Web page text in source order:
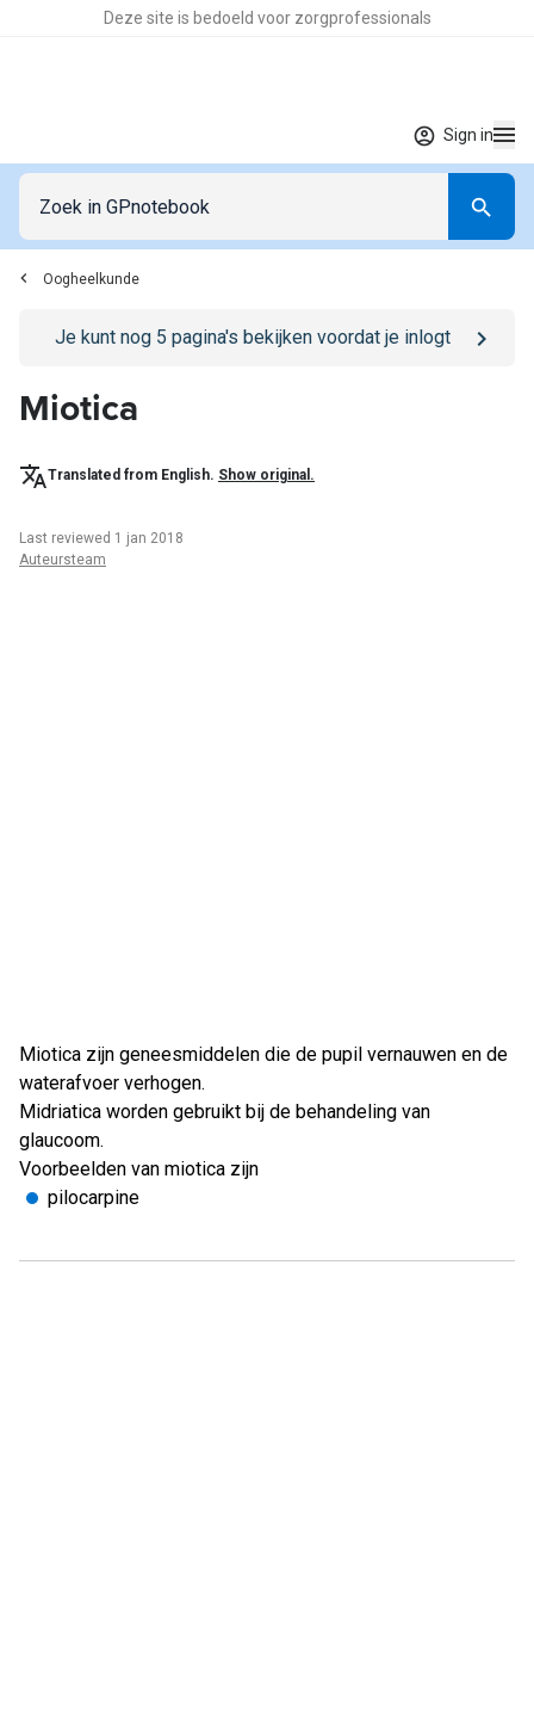
Deze site is bedoeld voor zorgprofessionals
Sign in
Oogheelkunde
Go to/sign-in page
Je kunt nog 5 pagina's bekijken voordat je inlogt
Miotica
Translated from English. Show original.
Last reviewed 1 jan 2018
Auteursteam
Miotica zijn geneesmiddelen die de pupil vernauwen en de
waterafvoer verhogen.
Midriatica worden gebruikt bij de behandeling van
glaucoom.
Voorbeelden van miotica zijn
pilocarpine